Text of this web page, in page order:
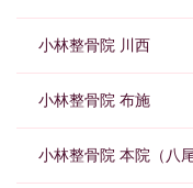
小林整骨院 川西
小林整骨院 布施
小林整骨院 本院（八尾